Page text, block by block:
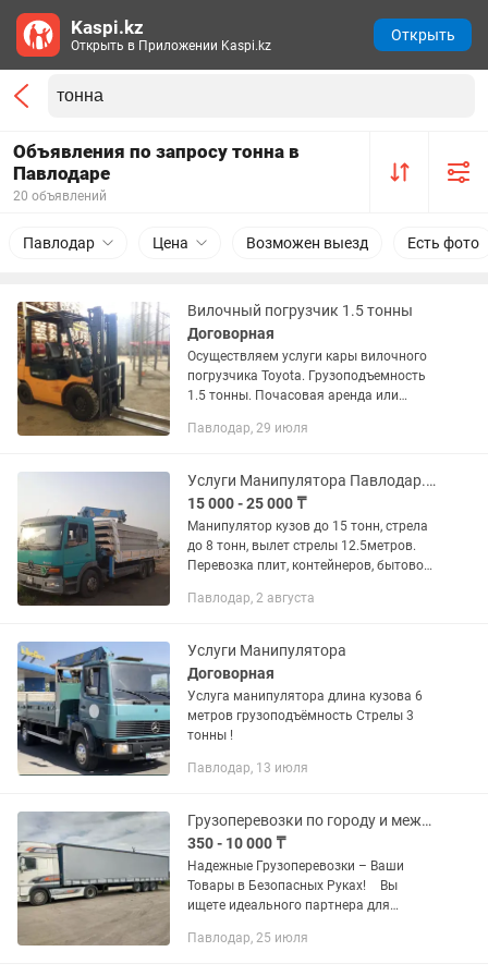
Объявления по запросу тонна в
Павлодаре
20 объявлений
Павлодар Цена Возможен выезд Есть фото
Вилочный погрузчик 1.5 тонны
Договорная
Осуществляем услуги кары вилочного
погрузчика Toyota. Грузоподъемность
1.5 тонны. Почасовая аренда или
Доставка погрузчика. Работаем
Павлодар, 29 июля
Услуги Манипулятора Павлодар. Манипулятор Павлодар.
15 000 - 25 000 ₸
Манипулятор кузов до 15 тонн, стрела
до 8 тонн, вылет стрелы 12.5метров.
Перевозка плит, контейнеров, бытовок,
Постоянным клиентам скидки.
Павлодар, 2 августа
Услуги Манипулятора
Договорная
Услуга манипулятора длина кузова 6
метров грузоподъёмность Стрелы 3
тонны !
Павлодар, 13 июля
Грузоперевозки по городу и межгород Фура Длинномер
350 - 10 000 ₸
Надежные Грузоперевозки – Ваши
Товары в Безопасных Руках! Вы
ищете идеального партнера для
надежный путь к успешной доставке!
Павлодар, 25 июля
Kaspi.kz
Открыть в Приложении Kaspi.kz
Открыть